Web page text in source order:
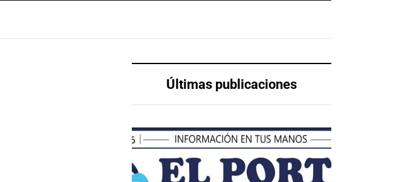
Últimas publicaciones